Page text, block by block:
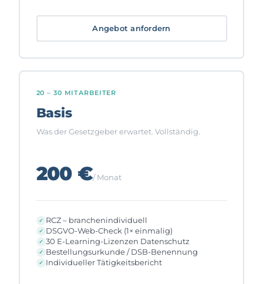
Angebot anfordern
20 – 30 MITARBEITER
Basis
Was der Gesetzgeber erwartet. Vollständig.
200 €/ Monat
RCZ – branchenindividuell
DSGVO-Web-Check (1× einmalig)
30 E-Learning-Lizenzen Datenschutz
Bestellungsurkunde / DSB-Benennung
Individueller Tätigkeitsbericht